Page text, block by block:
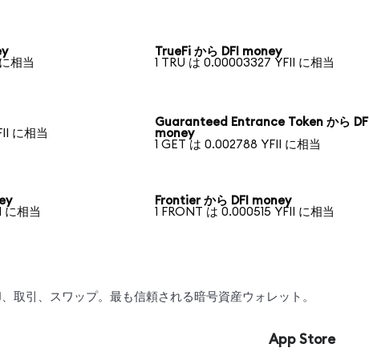
相当
TrueFi から DFI money
1 TRU は 0.00003327 YFII に相当
に相当
Guaranteed Entrance Token から DFI
money
1 GET は 0.002788 YFII に相当
に相当
Frontier から DFI money
1 FRONT は 0.000515 YFII に相当
取引、スワップ。最も信頼される暗号資産ウォレット。
App Store